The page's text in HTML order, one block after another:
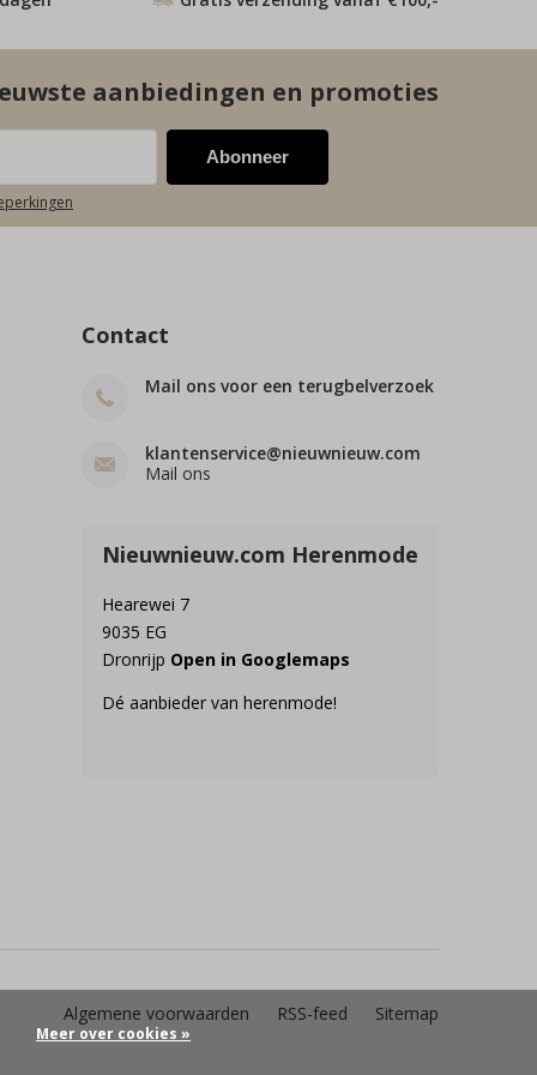
aanbiedingen en promoties
Abonneer
Contact
Mail ons voor een terugbelverzoek
klantenservice@nieuwnieuw.com
Mail ons
Nieuwnieuw.com Herenmode
Hearewei 7
9035 EG
Dronrijp Open in Googlemaps
Dé aanbieder van herenmode!
Algemene voorwaarden RSS-feed Sitemap
Meer over cookies »